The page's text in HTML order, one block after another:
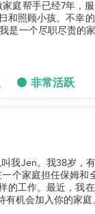
庭帮手已经7年，
和照顾小孩。不幸
是一个尽职尽责的
非常活跃
我Jen。我38岁，
个家庭担任保姆和
的工作。最近，我
机会加入你的家庭